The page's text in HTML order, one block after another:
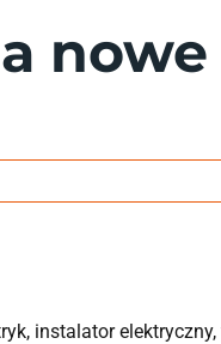
nowe
instalator